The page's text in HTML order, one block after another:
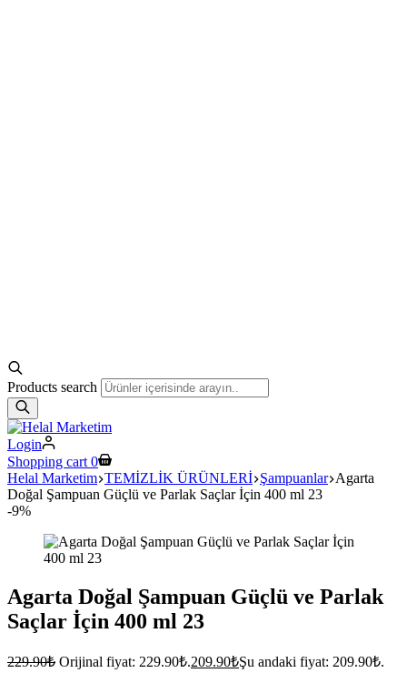
Products search
Login
Shopping cart 0
Helal Marketim TEMİZLİK ÜRÜNLERİ Şampuanlar Agarta
Doğal Şampuan Güçlü ve Parlak Saçlar İçin 400 ml 23
-9%
Agarta Doğal Şampuan Güçlü ve Parlak
Saçlar İçin 400 ml 23
229.90₺ Orijinal fiyat: 229.90₺.209.90₺Şu andaki fiyat: 209.90₺.